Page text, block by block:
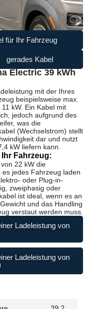
für Ihr Fahrzeug
gerades Kabel
Electric 39 kWh
mit der Ihres
beispielsweise max.
kW. Ein Kabel mit
jedoch aufgrund des
was die
(Wechselstrom) stellt
dar und nutzt
kW liefern kann.
Fahrzeug:
22 kW die
jedes Fahrzeug laden
oder Plug-in-
zweiphasig oder
ist ideal, wenn es an
und das Handling
verstaut werden muss.
Ladeleistung von
Ladeleistung von